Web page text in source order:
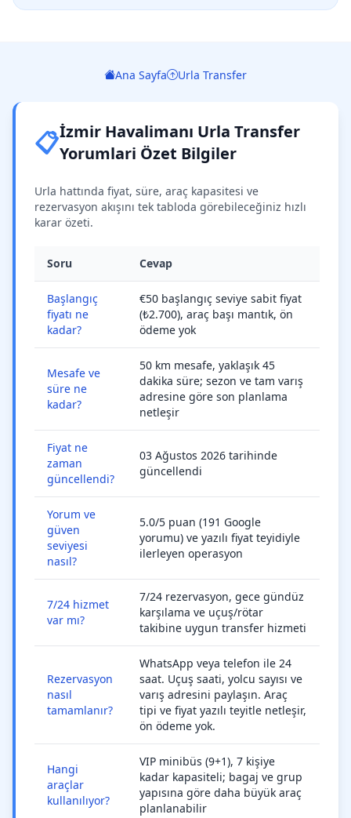
Ana Sayfa Urla Transfer
📋İzmir Havalimanı Urla Transfer
Yorumlari Özet Bilgiler
Urla hattında fiyat, süre, araç kapasitesi ve
rezervasyon akışını tek tabloda görebileceğiniz hızlı
karar özeti.
Soru Cevap
Başlangıç
fiyatı ne
kadar?
€50 başlangıç seviye sabit fiyat
(₺2.700), araç başı mantık, ön
ödeme yok
Mesafe ve
süre ne
kadar?
50 km mesafe, yaklaşık 45
dakika süre; sezon ve tam varış
adresine göre son planlama
netleşir
Fiyat ne
zaman
güncellendi?
03 Ağustos 2026 tarihinde
güncellendi
Yorum ve
güven
seviyesi
nasıl?
5.0/5 puan (191 Google
yorumu) ve yazılı fiyat teyidiyle
ilerleyen operasyon
7/24 hizmet
var mı?
7/24 rezervasyon, gece gündüz
karşılama ve uçuş/rötar
takibine uygun transfer hizmeti
Rezervasyon
nasıl
tamamlanır?
WhatsApp veya telefon ile 24
saat. Uçuş saati, yolcu sayısı ve
varış adresini paylaşın. Araç
tipi ve fiyat yazılı teyitle netleşir,
ön ödeme yok.
Hangi
araçlar
kullanılıyor?
VIP minibüs (9+1), 7 kişiye
kadar kapasiteli; bagaj ve grup
yapısına göre daha büyük araç
planlanabilir